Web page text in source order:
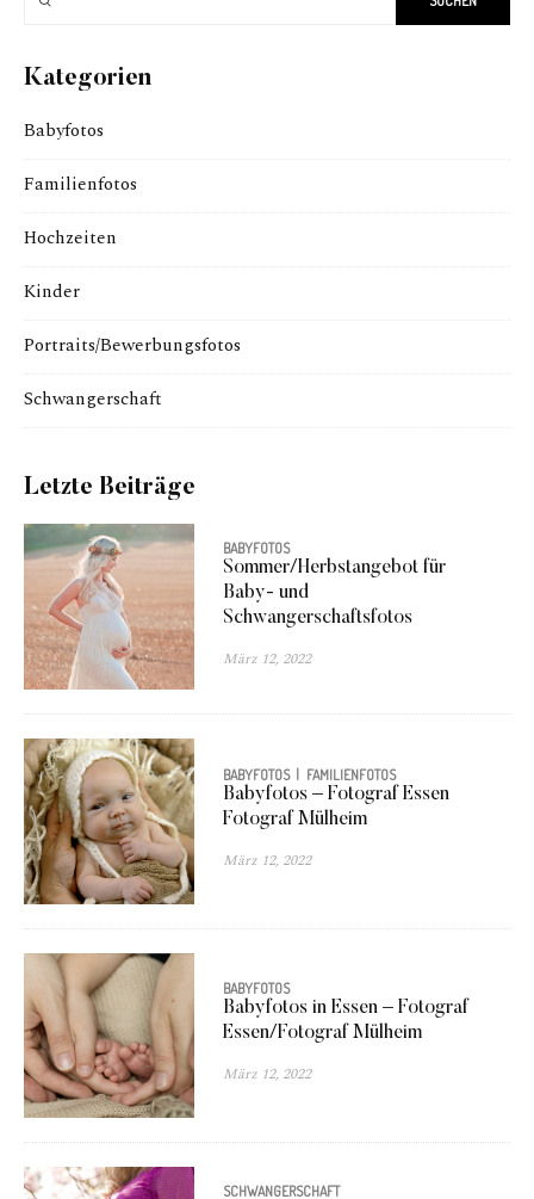
Kategorien
Babyfotos
Familienfotos
Hochzeiten
Kinder
Portraits/Bewerbungsfotos
Schwangerschaft
Letzte Beiträge
BABYFOTOS
Sommer/Herbstangebot für
Baby- und
Schwangerschaftsfotos
März 12, 2022
BABYFOTOS FAMILIENFOTOS
Babyfotos – Fotograf Essen
Fotograf Mülheim
März 12, 2022
BABYFOTOS
Babyfotos in Essen – Fotograf
Essen/Fotograf Mülheim
März 12, 2022
SCHWANGERSCHAFT